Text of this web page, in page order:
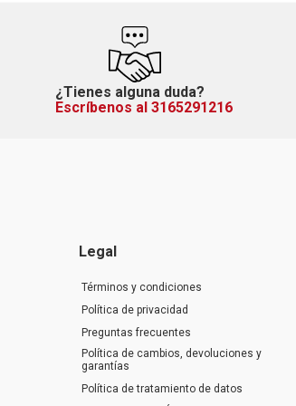
¿Tienes alguna duda?
Escríbenos al 3165291216
Legal
Términos y condiciones
Política de privacidad
Preguntas frecuentes
Política de cambios, devoluciones y
garantías
Política de tratamiento de datos